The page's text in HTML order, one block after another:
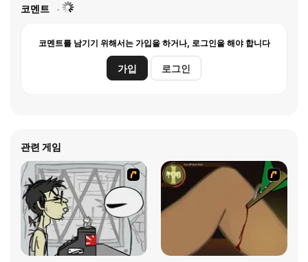
코멘트
코멘트를 남기기 위해서는 가입을 하거나, 로그인을 해야 합니다
가입 로그인
관련 게임